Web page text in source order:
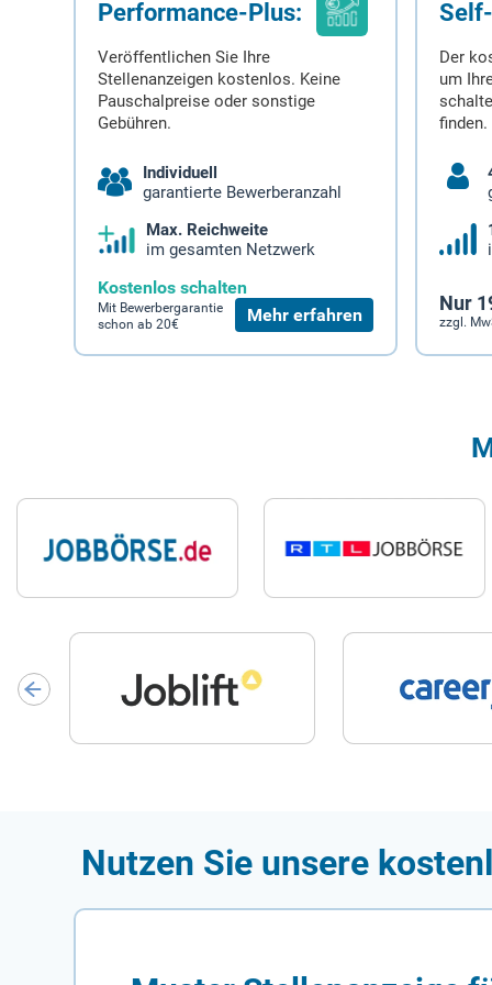
Performance-Plus:
Veröffentlichen Sie Ihre
Stellenanzeigen kostenlos. Keine
Pauschalpreise oder sonstige
Gebühren.
Individuell
garantierte Bewerberanzahl
Max. Reichweite
im gesamten Netzwerk
Kostenlos schalten
Mit Bewerbergarantie
schon ab 20€
Mehr erfahren
Der
um
finden.
Nur
zzgl.
Nutzen Sie unsere